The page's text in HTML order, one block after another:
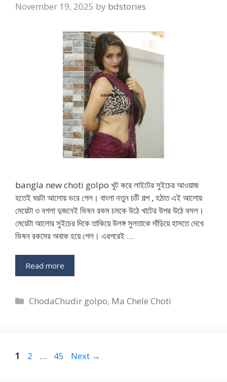
November 19, 2025 by bdstories
bangla new choti golpo খুট করে লাইটের সুইচের আওয়াজ
হতেই ঘরটা আলোয় ভরে গেল। বাংলা নতুন চটি গল্প , হঠাত এই আলোয়
মেয়েটা ও বগলা দুজনেই ভিষন রকম চমকে উঠে খাটের উপর উঠে বসল।
মেয়েটা আলোর সুইচের দিকে তাকিয়ে উলঙ্গ সুলতাকে দাঁড়িয়ে হাসতে দেখে
ভিষন রকমের অবাক হয়ে গেল। এরপরেই …
Read more
Categories
ChodaChudir golpo, Ma Chele Choti
Page
1 Page
2 … Page
45 Next →